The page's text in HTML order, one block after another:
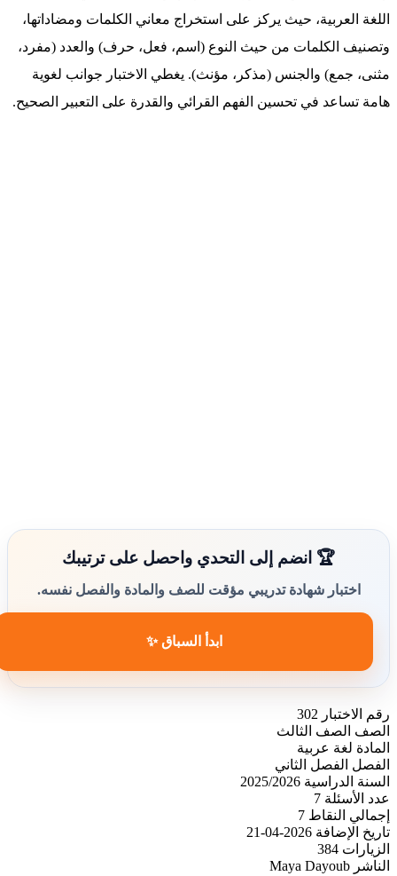
اللغة العربية، حيث يركز على استخراج معاني الكلمات ومضاداتها،
وتصنيف الكلمات من حيث النوع (اسم، فعل، حرف) والعدد (مفرد،
مثنى، جمع) والجنس (مذكر، مؤنث). يغطي الاختبار جوانب لغوية
هامة تساعد في تحسين الفهم القرائي والقدرة على التعبير الصحيح.
🏆 انضم إلى التحدي واحصل على ترتيبك
اختبار شهادة تدريبي مؤقت للصف والمادة والفصل نفسه.
ابدأ السباق ✨
رقم الاختبار 302
الصف
الصف الثالث
المادة لغة عربية
الفصل
الفصل الثاني
السنة الدراسية 2025/2026
عدد الأسئلة 7
إجمالي النقاط 7
تاريخ الإضافة 2026-04-21
الزيارات 384
الناشر Maya Dayoub